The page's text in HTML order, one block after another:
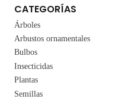
CATEGORÍAS
Árboles
Arbustos ornamentales
Bulbos
Insecticidas
Plantas
Semillas